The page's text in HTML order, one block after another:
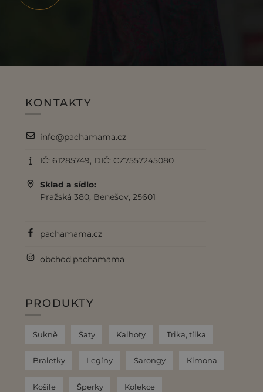
KONTAKTY
info@pachamama.cz
IČ: 61285749, DIČ: CZ7557245080
Sklad a sídlo:
Pražská 380, Benešov, 25601
pachamama.cz
obchod.pachamama
PRODUKTY
Sukně Šaty Kalhoty Trika, tílka
Braletky Legíny Sarongy Kimona
Košile Šperky Kolekce